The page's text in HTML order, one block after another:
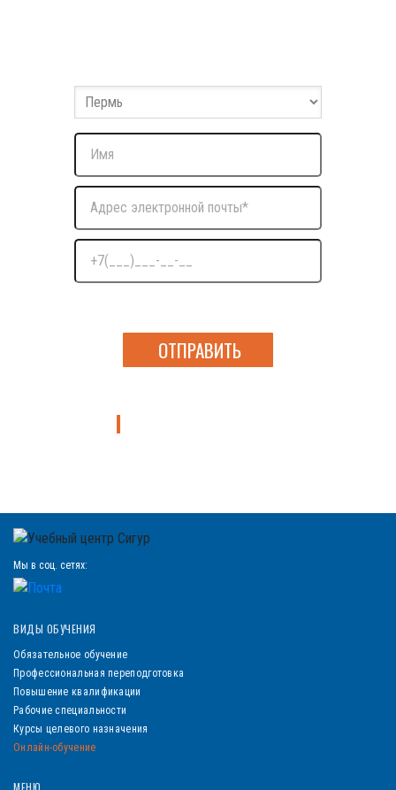
Мы в соц. сетях:
ВИДЫ ОБУЧЕНИЯ
Обязательное обучение
Профессиональная переподготовка
Повышение квалификации
Рабочие специальности
Курсы целевого назначения
Онлайн-обучение
МЕНЮ